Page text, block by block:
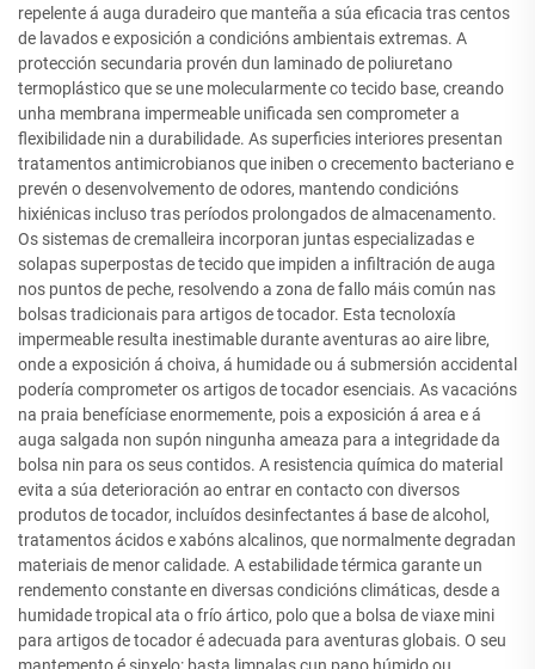
repelente á auga duradeiro que manteña a súa eficacia tras centos
de lavados e exposición a condicións ambientais extremas. A
protección secundaria provén dun laminado de poliuretano
termoplástico que se une molecularmente co tecido base, creando
unha membrana impermeable unificada sen comprometer a
flexibilidade nin a durabilidade. As superficies interiores presentan
tratamentos antimicrobianos que iniben o crecemento bacteriano e
prevén o desenvolvemento de odores, mantendo condicións
hixiénicas incluso tras períodos prolongados de almacenamento.
Os sistemas de cremalleira incorporan juntas especializadas e
solapas superpostas de tecido que impiden a infiltración de auga
nos puntos de peche, resolvendo a zona de fallo máis común nas
bolsas tradicionais para artigos de tocador. Esta tecnoloxía
impermeable resulta inestimable durante aventuras ao aire libre,
onde a exposición á choiva, á humidade ou á submersión accidental
podería comprometer os artigos de tocador esenciais. As vacacións
na praia benefíciase enormemente, pois a exposición á area e á
auga salgada non supón ningunha ameaza para a integridade da
bolsa nin para os seus contidos. A resistencia química do material
evita a súa deterioración ao entrar en contacto con diversos
produtos de tocador, incluídos desinfectantes á base de alcohol,
tratamentos ácidos e xabóns alcalinos, que normalmente degradan
materiais de menor calidade. A estabilidade térmica garante un
rendemento constante en diversas condicións climáticas, desde a
humidade tropical ata o frío ártico, polo que a bolsa de viaxe mini
para artigos de tocador é adecuada para aventuras globais. O seu